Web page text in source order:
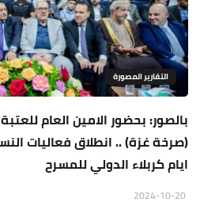
التقارير المصورة
بالصور: بحضور الامين العام
(صرخة غزة) .. انطلاق فعاليات
ايام كربلاء الدولي للمسرح